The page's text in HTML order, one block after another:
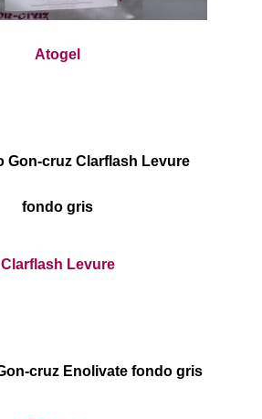
Atogel
Clarflash Levure